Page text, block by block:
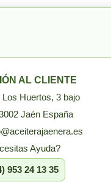
AL CLIENTE
Los Huertos, 3 bajo
Jaén España
Ayuda?
953 24 13 35